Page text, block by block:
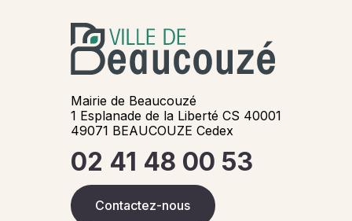
Mairie de Beaucouzé
1 Esplanade de la Liberté CS 40001
49071 BEAUCOUZE Cedex
02 41 48 00 53
Contactez-nous